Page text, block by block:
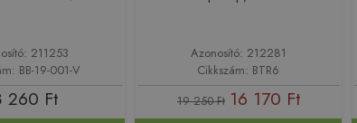
211253
BB-19-001-V
260 Ft
Azonosító: 212281
Cikkszám: BTR6
19 250 Ft 16 170 Ft